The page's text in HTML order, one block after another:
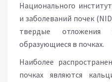
Национального
и заболеваний почек
твердые
образующиеся в почках.
Наиболее
почках являются